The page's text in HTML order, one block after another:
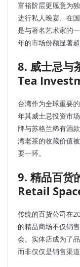
富裕阶层更愿意为
进行私人晚宴、在
是与著名艺术家的
年的市场份额显著
8. 威士忌与
Tea
台湾作为全球重要
年其威士忌投资市
牌与苏格兰稀有酒
湾老茶的收藏价值
要一环。
9. 精品百货
Retail
传统的百货公司在
的精品商场不仅销
会。实体店成为了
而非仅仅是销售渠道